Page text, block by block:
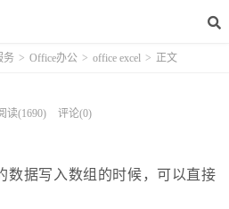
务 > Office办公 > office excel > 正文
读(1690) 评论(0)
数据写入数组的时候，可以直接